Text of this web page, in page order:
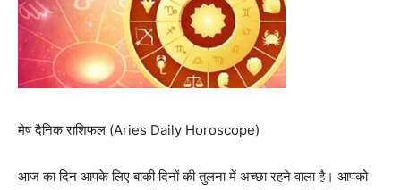
मेष दैनिक राशिफल (Aries Daily Horoscope)
आज का दिन आपके लिए बाकी दिनों की तुलना में अच्छा रहने वाला है। आपको